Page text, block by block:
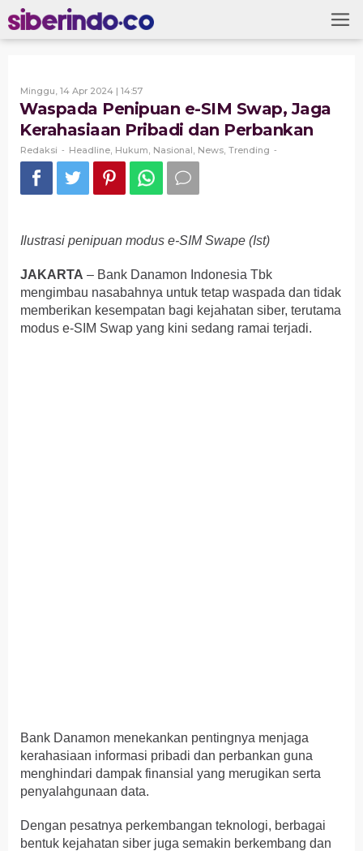
Skip
to
content
Minggu, 14 Apr 2024 | 14:57Oleh
Waspada Penipuan e-SIM Swap, Jaga
Kerahasiaan Pribadi dan Perbankan
Redaksi - Headline Hukum Nasional News Trending -
Ilustrasi penipuan modus e-SIM Swape (Ist)
JAKARTA – Bank Danamon Indonesia Tbk
mengimbau nasabahnya untuk tetap waspada dan tidak
memberikan kesempatan bagi kejahatan siber, terutama
modus e-SIM Swap yang kini sedang ramai terjadi.
Bank Danamon menekankan pentingnya menjaga
kerahasiaan informasi pribadi dan perbankan guna
menghindari dampak finansial yang merugikan serta
penyalahgunaan data.
Dengan pesatnya perkembangan teknologi, berbagai
bentuk kejahatan siber juga semakin berkembang dan